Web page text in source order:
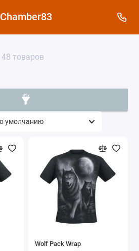
Chamber83
48 товаров
Wolf Pack Wrap